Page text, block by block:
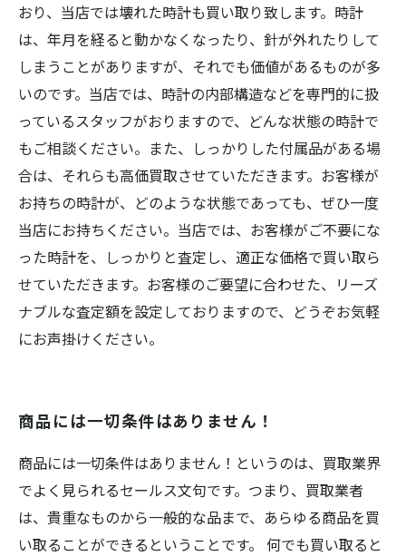
おり、当店では壊れた時計も買い取り致します。時計
は、年月を経ると動かなくなったり、針が外れたりして
しまうことがありますが、それでも価値があるものが多
いのです。当店では、時計の内部構造などを専門的に扱
っているスタッフがおりますので、どんな状態の時計で
もご相談ください。また、しっかりした付属品がある場
合は、それらも高価買取させていただきます。お客様が
お持ちの時計が、どのような状態であっても、ぜひ一度
当店にお持ちください。当店では、お客様がご不要にな
った時計を、しっかりと査定し、適正な価格で買い取ら
せていただきます。お客様のご要望に合わせた、リーズ
ナブルな査定額を設定しておりますので、どうぞお気軽
にお声掛けください。
商品には一切条件はありません！
商品には一切条件はありません！というのは、買取業界
でよく見られるセールス文句です。つまり、買取業者
は、貴重なものから一般的な品まで、あらゆる商品を買
い取ることができるということです。 何でも買い取ると